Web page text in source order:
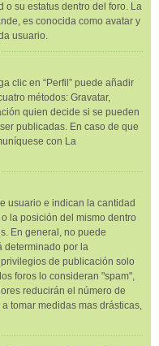
o su estatus dentro del foro. La
es conocida como avatar y
usuario.
clic en “Perfil” puede añadir
métodos: Gravatar,
quien decide si se pueden
publicadas. En caso de que
con La
usuario e indican la cantidad
la posición del mismo dentro
En general, no puede
determinado por la
de publicación solo
foros lo consideran "spam",
reducirán el número de
tomar medidas mas drásticas,